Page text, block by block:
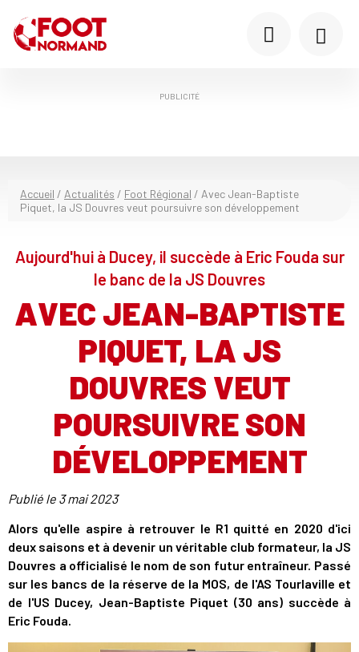
PUBLICITÉ
Accueil / Actualités / Foot Régional / Avec Jean-Baptiste
Piquet, la JS Douvres veut poursuivre son développement
Aujourd'hui à Ducey, il succède à Eric Fouda sur
le banc de la JS Douvres
AVEC JEAN-BAPTISTE
PIQUET, LA JS
DOUVRES VEUT
POURSUIVRE SON
DÉVELOPPEMENT
Publié le 3 mai 2023
Alors qu'elle aspire à retrouver le R1 quitté en 2020 d'ici
deux saisons et à devenir un véritable club formateur, la JS
Douvres a officialisé le nom de son futur entraîneur. Passé
sur les bancs de la réserve de la MOS, de l'AS Tourlaville et
de l'US Ducey, Jean-Baptiste Piquet (30 ans) succède à
Eric Fouda.